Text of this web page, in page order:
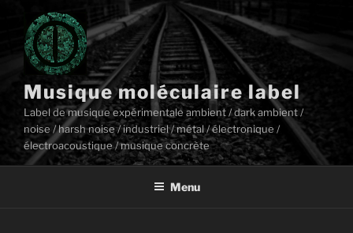
contenu
principal
Musique moléculaire label
Label de musique expérimentale ambient / dark ambient /
noise / harsh noise / industriel / métal / électronique /
électroacoustique / musique concrète
Menu